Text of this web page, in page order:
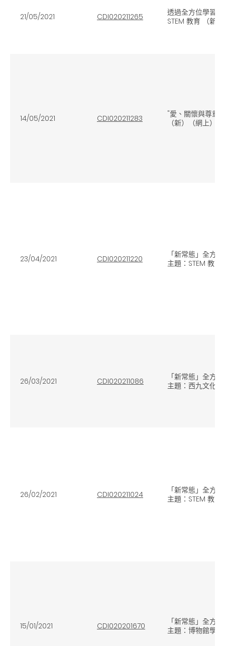
21/05/2021 CDI020211265
透過全方位學習
STEM 教育 （新
14/05/2021 CDI020211283
"愛、關懷與尊重
（新）（網上）
23/04/2021 CDI020211220
「新常態」全方
主題：STEM 教
26/03/2021 CDI020211086
「新常態」全方
主題：西九文化
26/02/2021 CDI020211024
「新常態」全方
主題：STEM 教
15/01/2021 CDI020201670
「新常態」全方
主題：博物館學